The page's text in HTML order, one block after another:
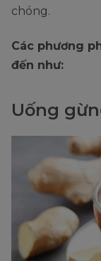
chóng.
Các phương
đến như:
Uống